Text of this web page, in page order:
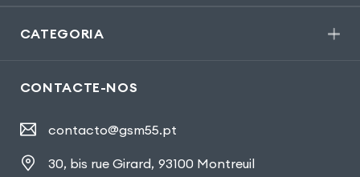
CATEGORIA
CONTACTE-NOS
contacto@gsm55.pt
30, bis rue Girard, 93100 Montreuil